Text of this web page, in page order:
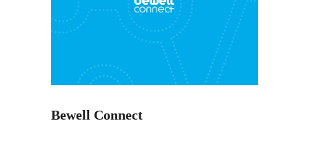
Bewell Connect